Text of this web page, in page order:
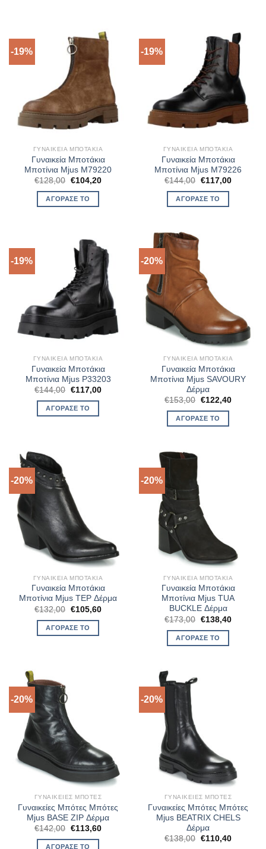
-19%
ΓΥΝΑΙΚΕΊΑ ΜΠΟΤΆΚΙΑ
Γυναικεία Μποτάκια
Μποτίνια Mjus M79220
€128,00 Original
was:
€128,00.
€104,20Η
ΑΓΌΡΑΣΈ ΤΟ
-19%
ΓΥΝΑΙΚΕΊΑ ΜΠΟΤΆΚΙΑ
Γυναικεία Μποτάκια
Μποτίνια Mjus M79226
€144,00 Original
was:
€144,00.
€117,00Η
ΑΓΌΡΑΣΈ ΤΟ
-19%
ΓΥΝΑΙΚΕΊΑ ΜΠΟΤΆΚΙΑ
Γυναικεία Μποτάκια
Μποτίνια Mjus P33203
€144,00 Original
was:
€144,00.
€117,00Η
ΑΓΌΡΑΣΈ ΤΟ
-20%
ΓΥΝΑΙΚΕΊΑ ΜΠΟΤΆΚΙΑ
Γυναικεία Μποτάκια
Μποτίνια Mjus SAVOURY
Δέρμα
€153,00 Original
was:
€153,00.
€122,40Η
ΑΓΌΡΑΣΈ ΤΟ
-20%
ΓΥΝΑΙΚΕΊΑ ΜΠΟΤΆΚΙΑ
Γυναικεία Μποτάκια
Μποτίνια Mjus TEP Δέρμα
€132,00 Original
was:
€132,00.
€105,60Η
ΑΓΌΡΑΣΈ ΤΟ
-20%
ΓΥΝΑΙΚΕΊΑ ΜΠΟΤΆΚΙΑ
Γυναικεία Μποτάκια
Μποτίνια Mjus TUA
BUCKLE Δέρμα
€173,00 Original
was:
€173,00.
€138,40Η
ΑΓΌΡΑΣΈ ΤΟ
-20%
ΓΥΝΑΙΚΕΊΕΣ ΜΠΌΤΕΣ
Γυναικείες Μπότες Μπότες
Mjus BASE ZIP Δέρμα
€142,00 Original
was:
€113,60Η
ΑΓΌΡΑΣΈ ΤΟ
-20%
ΓΥΝΑΙΚΕΊΕΣ ΜΠΌΤΕΣ
Γυναικείες Μπότες Μπότες
Mjus BEATRIX CHELS
Δέρμα
€138,00 Original
€110,40Η